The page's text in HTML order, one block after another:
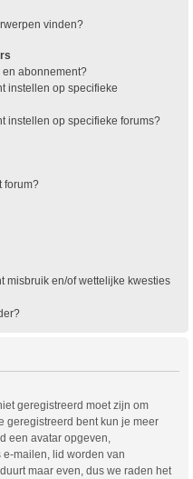
vinden?
abonnement?
instellen op specifieke
instellen op specifieke forums?
forum?
misbruik en/of wettelijke kwesties
geregistreerd moet zijn om
geregistreerd bent kun je meer
een avatar opgeven,
mailen, lid worden van
maar even, dus we raden het